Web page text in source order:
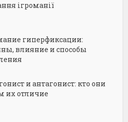
ігроманії
гиперфиксации:
влияние и способы
и антагонист: кто они
их отличие